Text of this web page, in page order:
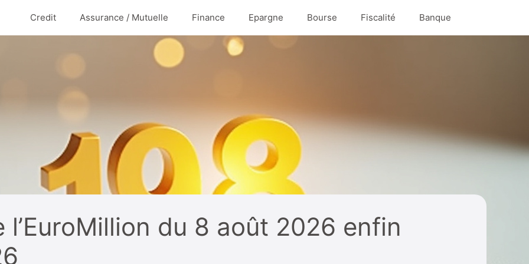
Credit Assurance / Mutuelle Finance Epargne Bourse Fiscalité Banque
du 8 août 2026 enfin